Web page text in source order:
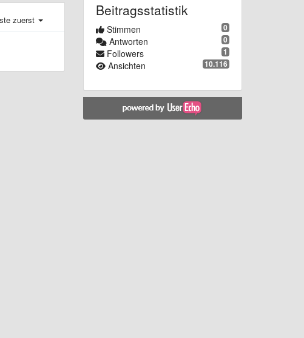
zuerst
Beitragsstatistik
0
Stimmen
0
Antworten
1
Followers
10.116
Ansichten